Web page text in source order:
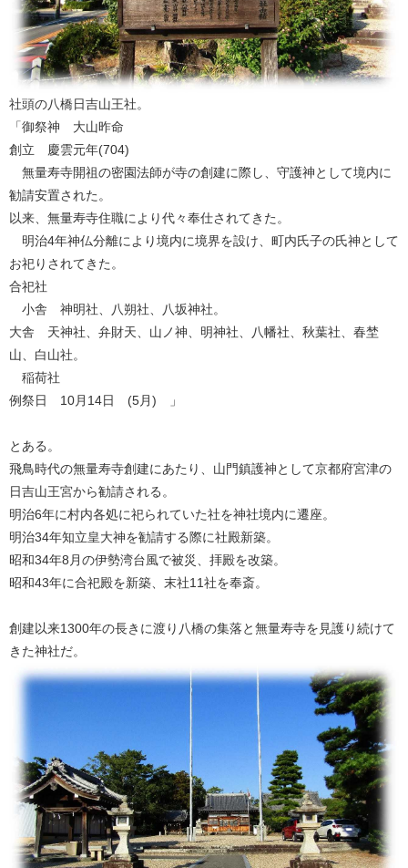
社頭の八橋日吉山王社。
「御祭神 大山昨命
創立 慶雲元年(704)
無量寿寺開祖の密園法師が寺の創建に際し、守護神として境内に
勧請安置された。
以来、無量寿寺住職により代々奉仕されてきた。
明治4年神仏分離により境内に境界を設け、町内氏子の氏神として
お祀りされてきた。
合祀社
小舎 神明社、八朔社、八坂神社。
大舎 天神社、弁財天、山ノ神、明神社、八幡社、秋葉社、春埜
山、白山社。
稲荷社
例祭日 10月14日 (5月) 」
とある。
飛鳥時代の無量寿寺創建にあたり、山門鎮護神として京都府宮津の
日吉山王宮から勧請される。
明治6年に村内各処に祀られていた社を神社境内に遷座。
明治34年知立皇大神を勧請する際に社殿新築。
昭和34年8月の伊勢湾台風で被災、拝殿を改築。
昭和43年に合祀殿を新築、末社11社を奉斎。
創建以来1300年の長きに渡り八橋の集落と無量寿寺を見護り続けて
きた神社だ。